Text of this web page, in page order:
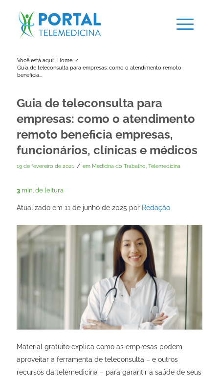
Você está aqui: Home /
Guia de teleconsulta para empresas: como o atendimento remoto
beneficia...
Guia de teleconsulta para
empresas: como o atendimento
remoto beneficia empresas,
funcionários, clínicas e médicos
19 de fevereiro de 2021 / em Medicina do Trabalho Telemedicina
3 min. de leitura
Atualizado em 11 de junho de 2025 por Redação
Material gratuito explica como as empresas podem
aproveitar a ferramenta de teleconsulta – e outros
recursos da telemedicina – para garantir a saúde de seus